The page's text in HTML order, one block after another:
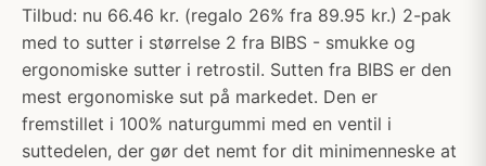
Tilbud: nu 66.46 kr. (regalo 26% fra 89.95 kr.) 2-pak
med to sutter i størrelse 2 fra BIBS - smukke og
ergonomiske sutter i retrostil. Sutten fra BIBS er den
mest ergonomiske sut på markedet. Den er
fremstillet i 100% naturgummi med en ventil i
suttedelen, der gør det nemt for dit minimenneske at